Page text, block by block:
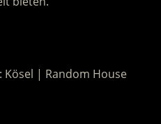
Kösel | Random House